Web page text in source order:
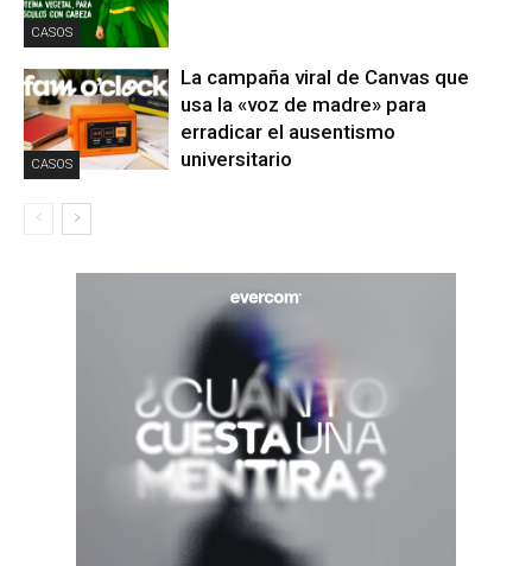
CASOS
CASOS
La campaña viral de Canvas que
usa la «voz de madre» para
erradicar el ausentismo
universitario